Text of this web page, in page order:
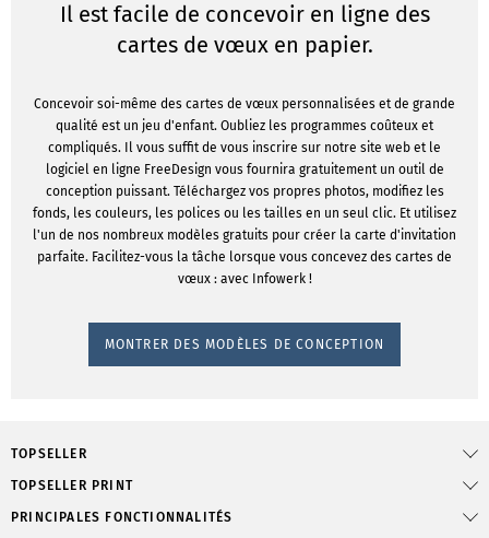
Il est facile de concevoir en ligne des
cartes de vœux en papier.
Concevoir soi-même des cartes de vœux personnalisées et de grande
qualité est un jeu d'enfant. Oubliez les programmes coûteux et
compliqués. Il vous suffit de vous inscrire sur notre site web et le
logiciel en ligne FreeDesign vous fournira gratuitement un outil de
conception puissant. Téléchargez vos propres photos, modifiez les
fonds, les couleurs, les polices ou les tailles en un seul clic. Et utilisez
l'un de nos nombreux modèles gratuits pour créer la carte d'invitation
parfaite. Facilitez-vous la tâche lorsque vous concevez des cartes de
vœux : avec Infowerk !
MONTRER DES MODÈLES DE CONCEPTION
TOPSELLER
TOPSELLER PRINT
PRINCIPALES FONCTIONNALITÉS